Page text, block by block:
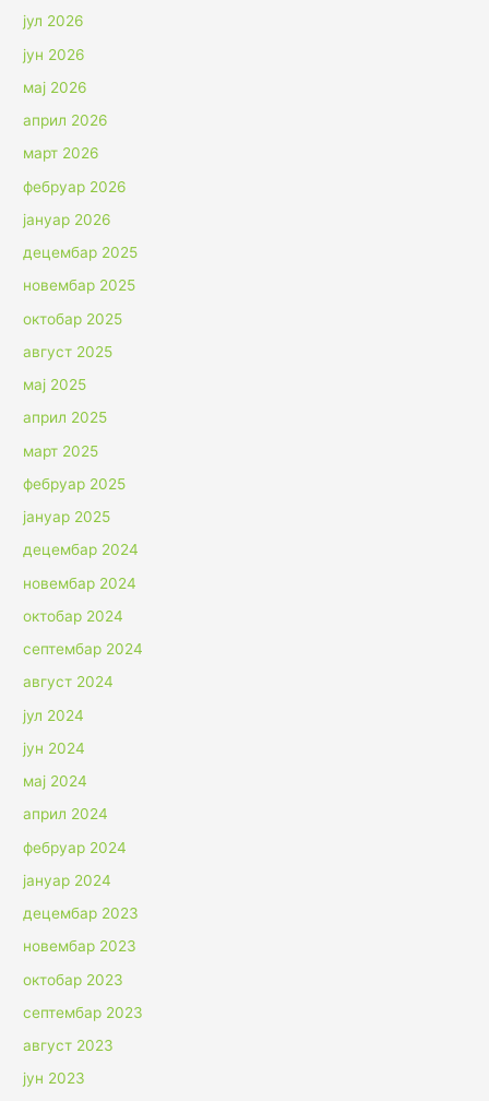
јул 2026
јун 2026
мај 2026
април 2026
март 2026
фебруар 2026
јануар 2026
децембар 2025
новембар 2025
октобар 2025
август 2025
мај 2025
април 2025
март 2025
фебруар 2025
јануар 2025
децембар 2024
новембар 2024
октобар 2024
септембар 2024
август 2024
јул 2024
јун 2024
мај 2024
април 2024
фебруар 2024
јануар 2024
децембар 2023
новембар 2023
октобар 2023
септембар 2023
август 2023
јун 2023